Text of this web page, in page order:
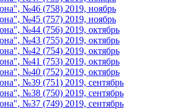
№46 (758) 2019, ноябрь
№45 (757) 2019, ноябрь
№44 (756) 2019, октябрь
№43 (755) 2019, октябрь
№42 (754) 2019, октябрь
№41 (753) 2019, октябрь
№40 (752) 2019, октябрь
№39 (751) 2019, сентябрь
№38 (750) 2019, сентябрь
№37 (749) 2019, сентябрь